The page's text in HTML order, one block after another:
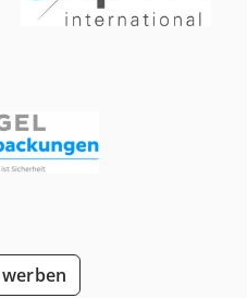
Folienantrieb, AB-
(SS304),
L(50-350)xW(10-38)mm;
1,5m³/min, 6bar;
Gewicht:
Sie, daß unsere Neupreise
liegen.